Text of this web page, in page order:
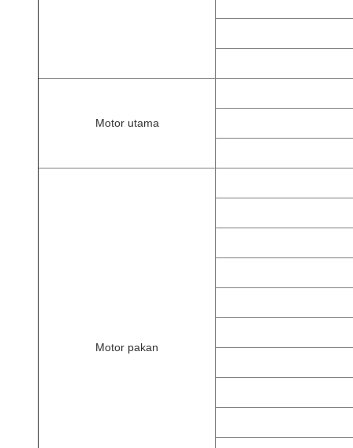
Motor utama
Motor pakan